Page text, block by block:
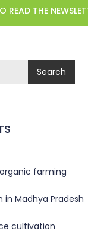
READ THE
farming
in Madhya Pradesh
cultivation